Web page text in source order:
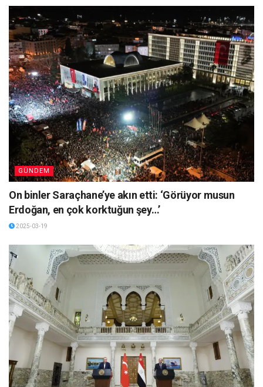
GÜNDEM
On binler Saraçhane’ye akın etti: ‘Görüyor musun
Erdoğan, en çok korktuğun şey…’
2025-03-19